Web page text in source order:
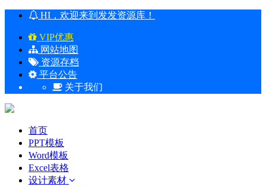
HI，欢迎来到发发资源库！
VIP优惠
网站地图
资源存档
平台公告
关于我们
首页
PPT模板
Word模板
Excel表格
设计素材